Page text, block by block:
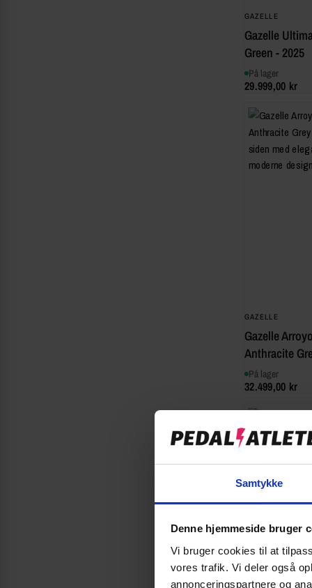
Samtykke
Denne hjemmeside bruger
Vi bruger cookies til at
vores trafik. Vi deler også
annonceringspartnere og
GAZELLE
Gazelle
Green - 2025
På lager
29.999,00 kr
GAZELLE
Gazelle
Anthracite
På lager
32.499,00 kr